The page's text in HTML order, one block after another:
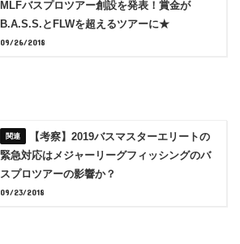
MLFバスプロツアー創設を発表！賞金が
B.A.S.S.とFLWを超えるツアーに★
09/26/2018
【考察】2019バスマスターエリートの
緊急対応はメジャーリーグフィッシングのバ
スプロツアーの影響か？
09/23/2018